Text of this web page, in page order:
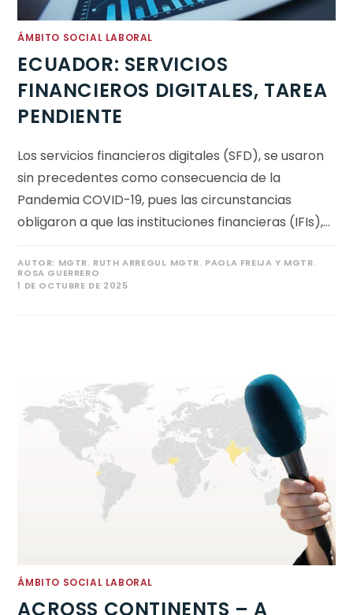
ÁMBITO SOCIAL LABORAL
ECUADOR: SERVICIOS
FINANCIEROS DIGITALES, TAREA
PENDIENTE
Los servicios financieros digitales (SFD), se usaron
sin precedentes como consecuencia de la
Pandemia COVID-19, pues las circunstancias
obligaron a que las instituciones financieras (IFIs),…
AUTOR: MGTR. RUTH ARREGUI, MGTR. PAOLA FREIJA Y MGTR.
ROSA GUERRERO
1 DE OCTUBRE DE 2025
ÁMBITO SOCIAL LABORAL
ACROSS CONTINENTS – A